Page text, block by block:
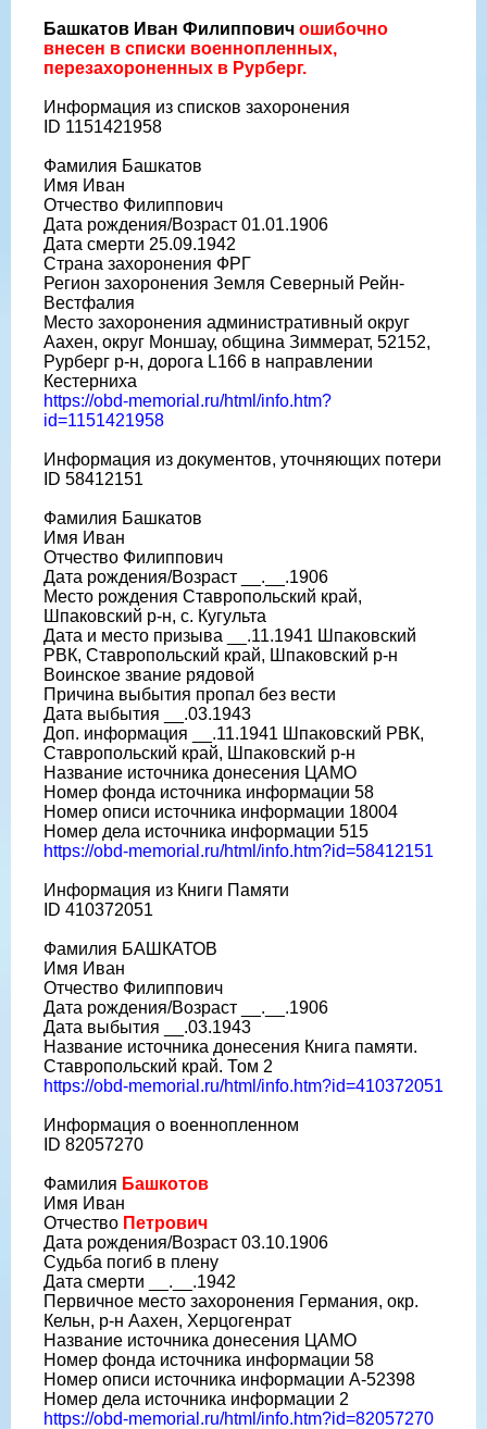
Башкатов Иван Филиппович ошибочно
внесен в списки военнопленных,
перезахороненных в Рурберг.
Информация из списков захоронения
ID 1151421958
Фамилия Башкатов
Имя Иван
Отчество Филиппович
Дата рождения/Возраст 01.01.1906
Дата смерти 25.09.1942
Страна захоронения ФРГ
Регион захоронения Земля Северный Рейн-
Вестфалия
Место захоронения административный округ
Аахен, округ Моншау, община Зиммерат, 52152,
Рурберг р-н, дорога L166 в направлении
Кестерниха
https://obd-memorial.ru/html/info.htm?
id=1151421958
Информация из документов, уточняющих потери
ID 58412151
Фамилия Башкатов
Имя Иван
Отчество Филиппович
Дата рождения/Возраст __.__.1906
Место рождения Ставропольский край,
Шпаковский р-н, с. Кугульта
Дата и место призыва __.11.1941 Шпаковский
РВК, Ставропольский край, Шпаковский р-н
Воинское звание рядовой
Причина выбытия пропал без вести
Дата выбытия __.03.1943
Доп. информация __.11.1941 Шпаковский РВК,
Ставропольский край, Шпаковский р-н
Название источника донесения ЦАМО
Номер фонда источника информации 58
Номер описи источника информации 18004
Номер дела источника информации 515
https://obd-memorial.ru/html/info.htm?id=58412151
Информация из Книги Памяти
ID 410372051
Фамилия БАШКАТОВ
Имя Иван
Отчество Филиппович
Дата рождения/Возраст __.__.1906
Дата выбытия __.03.1943
Название источника донесения Книга памяти.
Ставропольский край. Том 2
https://obd-memorial.ru/html/info.htm?id=410372051
Информация о военнопленном
ID 82057270
Фамилия Башкотов
Имя Иван
Отчество Петрович
Дата рождения/Возраст 03.10.1906
Судьба погиб в плену
Дата смерти __.__.1942
Первичное место захоронения Германия, окр.
Кельн, р-н Аахен, Херцогенрат
Название источника донесения ЦАМО
Номер фонда источника информации 58
Номер описи источника информации A-52398
Номер дела источника информации 2
https://obd-memorial.ru/html/info.htm?id=82057270